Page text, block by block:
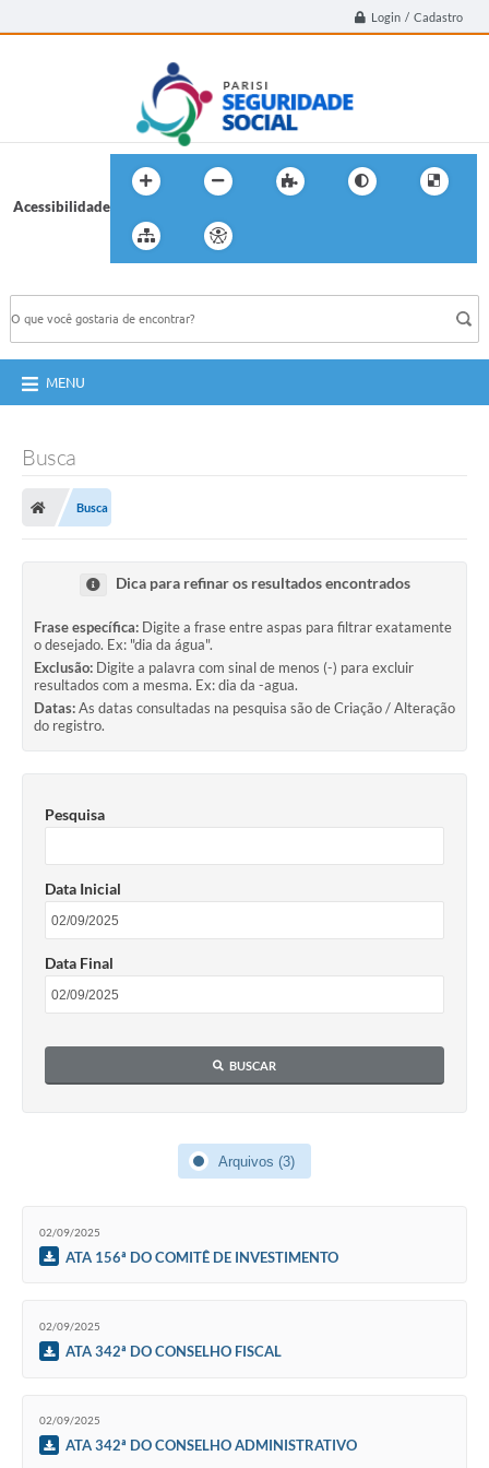
Login / Cadastro
Acessibilidade
MENU
Busca
Busca
Dica para refinar os resultados encontrados
Frase específica: Digite a frase entre aspas para filtrar exatamente
o desejado. Ex: "dia da água".
Exclusão: Digite a palavra com sinal de menos (-) para excluir
resultados com a mesma. Ex: dia da -agua.
Datas:As datas consultadas na pesquisa são de Criação / Alteração
do registro.
Pesquisa
Data Inicial
Data Final
BUSCAR
Arquivos (3)
02/09/2025
ATA 156ª DO COMITÊ DE INVESTIMENTO
02/09/2025
ATA 342ª DO CONSELHO FISCAL
02/09/2025
ATA 342ª DO CONSELHO ADMINISTRATIVO